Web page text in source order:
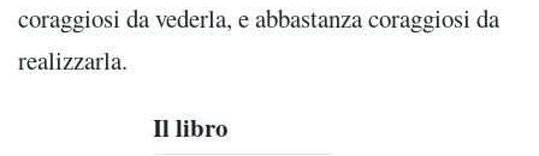
coraggiosi da vederla, e abbastanza coraggiosi da
realizzarla.
Il libro